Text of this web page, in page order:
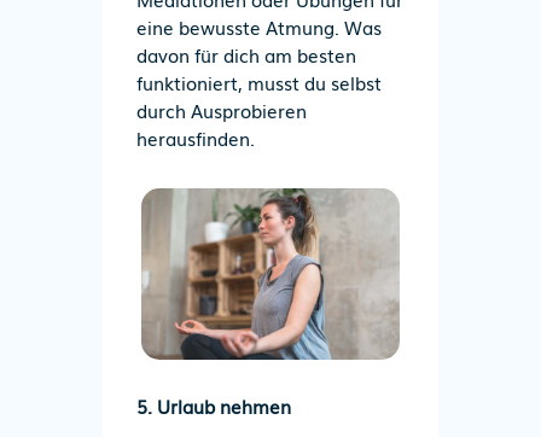
eine bewusste Atmung. Was
davon für dich am besten
funktioniert, musst du selbst
durch Ausprobieren
herausfinden.
5. Urlaub nehmen